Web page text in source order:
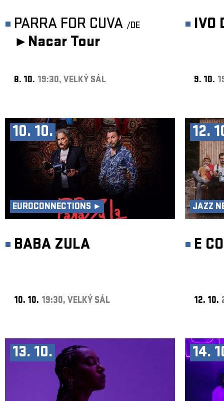
PARRA FOR CUVA /DE
► Nacar Tour
8. 10. 19:30, VELKÝ SÁL
IVO
9. 10.
10. 10.
EUROCONNECTIONS ►
BABA ZULA
10. 10. 19:30, VELKÝ SÁL
12.
JAZZ
E
12. 10.
13. 10. 14.